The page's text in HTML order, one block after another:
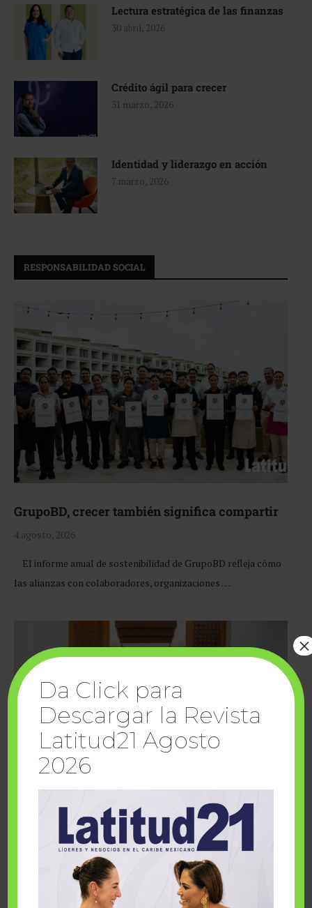
Lectura estratégica de las finanzas
30 abril, 2026
Crédito ágil para crecer
31 marzo, 2026
Identidad y liderazgo en acción
7 marzo, 2026
RESPONSABILIDAD SOCIAL
GrupoBD, crecer también significa compartir
4 agosto, 2026
El informe anual de sostenibilidad de GrupoBD refleja cómo
las alianzas con colaboradores, organizaciones …
Cuando la solidaridad inspira; cumplen
sueños Fairmont Mayakoba y Make-A-Wish
Da Click para
Descargar la Revista
Latitud21 Agosto
2026
×